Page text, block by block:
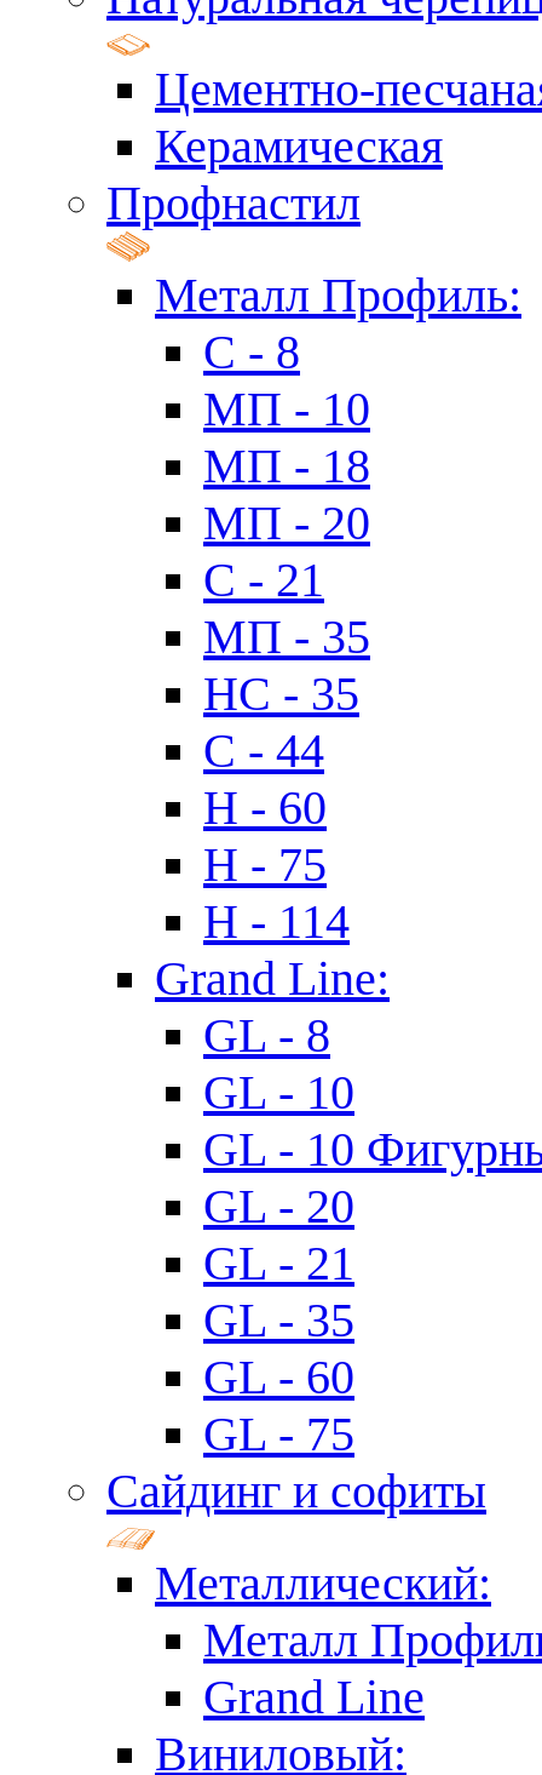
Цементно-
Керамическая
Профнастил
Металл Профиль:
C - 8
МП - 10
МП - 18
МП - 20
C - 21
МП - 35
HC - 35
C - 44
H - 60
H - 75
H - 114
Grand Line:
GL - 8
GL - 10
GL - 10
GL - 20
GL - 21
GL - 35
GL - 60
GL - 75
Сайдинг и софиты
Металлический:
Металл
Grand Line
Виниловый: